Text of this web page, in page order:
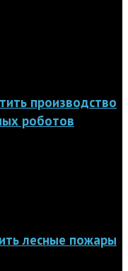
производство
роботов
лесные пожары